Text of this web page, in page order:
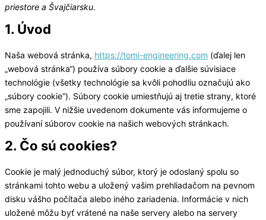
priestore a Švajčiarsku.
1. Úvod
Naša webová stránka, https://tomi-engineering.com (ďalej len
„webová stránka“) používa súbory cookie a ďalšie súvisiace
technológie (všetky technológie sa kvôli pohodliu označujú ako
„súbory cookie“). Súbory cookie umiestňujú aj tretie strany, ktoré
sme zapojili. V nižšie uvedenom dokumente vás informujeme o
používaní súborov cookie na našich webových stránkach.
2. Čo sú cookies?
Cookie je malý jednoduchý súbor, ktorý je odoslaný spolu so
stránkami tohto webu a uložený vašim prehliadačom na pevnom
disku vášho počítača alebo iného zariadenia. Informácie v nich
uložené môžu byť vrátené na naše servery alebo na servery